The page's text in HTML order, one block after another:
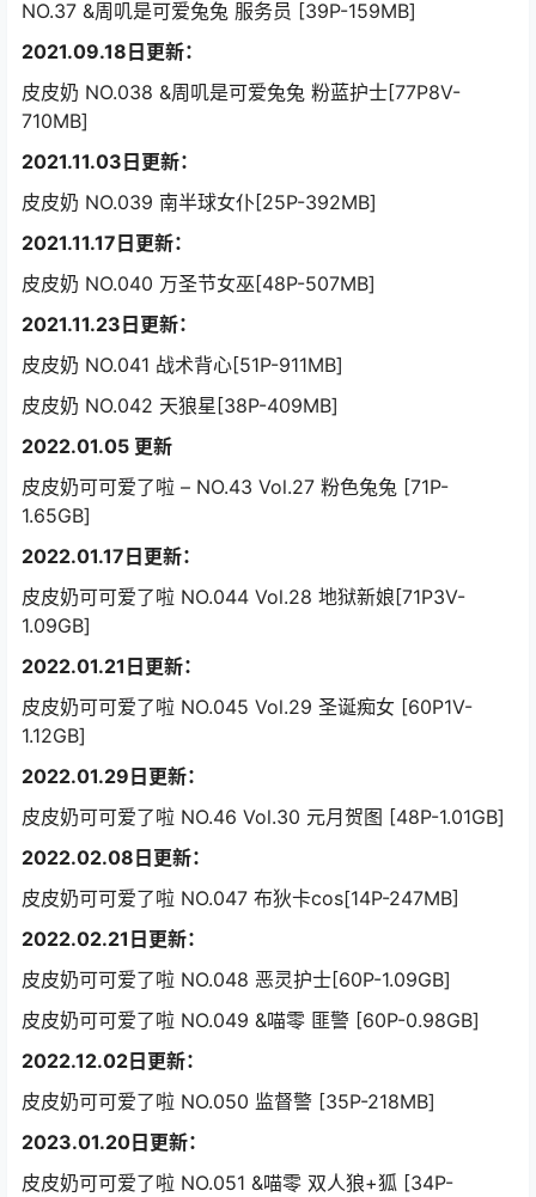
NO.37 &周叽是可爱兔兔 服务员 [39P-159MB]
2021.09.18日更新：
皮皮奶 NO.038 &周叽是可爱兔兔 粉蓝护士[77P8V-
710MB]
2021.11.03日更新：
皮皮奶 NO.039 南半球女仆[25P-392MB]
2021.11.17日更新：
皮皮奶 NO.040 万圣节女巫[48P-507MB]
2021.11.23日更新：
皮皮奶 NO.041 战术背心[51P-911MB]
皮皮奶 NO.042 天狼星[38P-409MB]
2022.01.05 更新
皮皮奶可可爱了啦 – NO.43 Vol.27 粉色兔兔 [71P-
1.65GB]
2022.01.17日更新：
皮皮奶可可爱了啦 NO.044 Vol.28 地狱新娘[71P3V-
1.09GB]
2022.01.21日更新：
皮皮奶可可爱了啦 NO.045 Vol.29 圣诞痴女 [60P1V-
1.12GB]
2022.01.29日更新：
皮皮奶可可爱了啦 NO.46 Vol.30 元月贺图 [48P-1.01GB]
2022.02.08日更新：
皮皮奶可可爱了啦 NO.047 布狄卡cos[14P-247MB]
2022.02.21日更新：
皮皮奶可可爱了啦 NO.048 恶灵护士[60P-1.09GB]
皮皮奶可可爱了啦 NO.049 &喵零 匪警 [60P-0.98GB]
2022.12.02日更新：
皮皮奶可可爱了啦 NO.050 监督警 [35P-218MB]
2023.01.20日更新：
皮皮奶可可爱了啦 NO.051 &喵零 双人狼+狐 [34P-